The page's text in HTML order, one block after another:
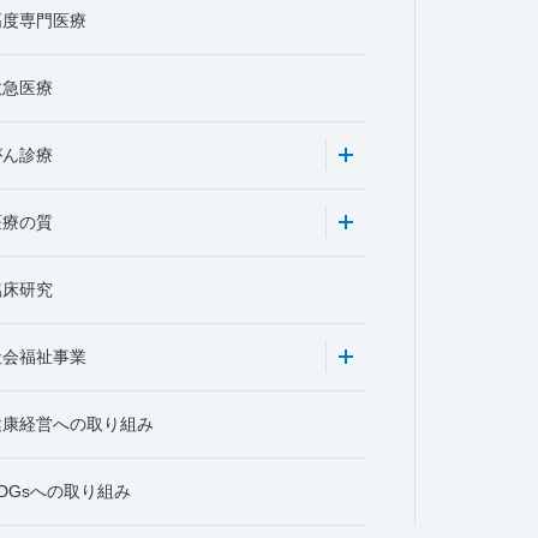
専門医療
医療
診療
療の質
研究
福祉事業
経営への取り組み
への取り組み